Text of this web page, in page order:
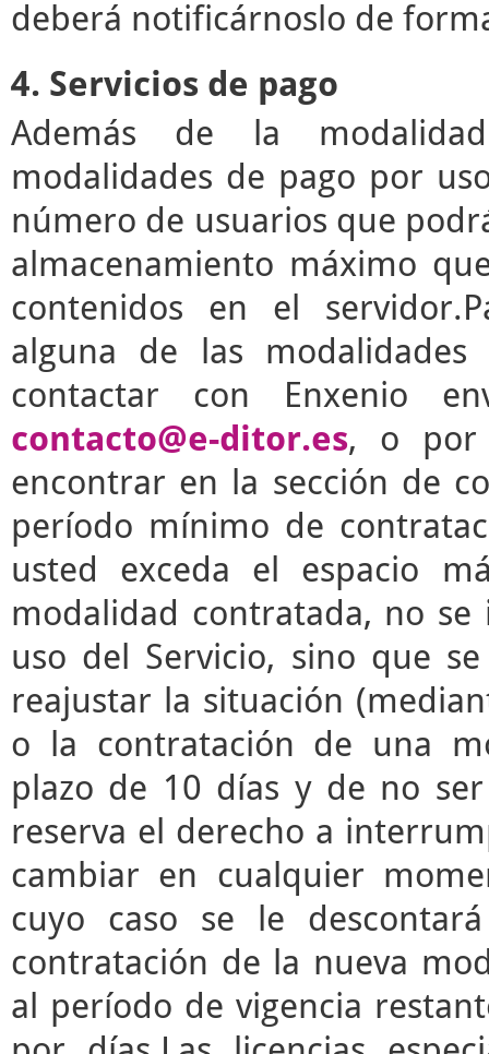
deberá notificárnoslo de
4. Servicios de pago
Además de la
modalidades de pago por
número de usuarios que
almacenamiento máximo
contenidos en el
alguna de las
contactar con Enxenio
contacto@e-ditor.es, o por
encontrar en la sección de
período mínimo de
usted exceda el espacio
modalidad contratada, no
uso del Servicio, sino que
reajustar la situación
o la contratación de una
plazo de 10 días y de no
reserva el derecho a
cambiar en cualquier
cuyo caso se le
contratación de la nueva
al período de vigencia